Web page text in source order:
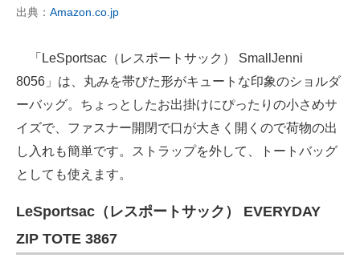
出典： Amazon.co.jp
「LeSportsac（レスポートサック） SmallJenni
8056」は、丸みを帯びた形がキュートな印象のショルダ
ーバッグ。ちょっとしたお出掛けにぴったりの小さめサ
イズで、ファスナー開閉で口が大きく開くので荷物の出
し入れも簡単です。ストラップを外して、トートバッグ
としても使えます。
LeSportsac（レスポートサック） EVERYDAY
ZIP TOTE 3867